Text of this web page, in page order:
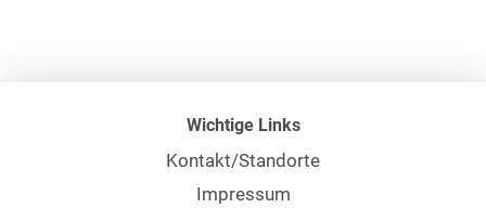
Wichtige Links
Kontakt/Standorte
Impressum